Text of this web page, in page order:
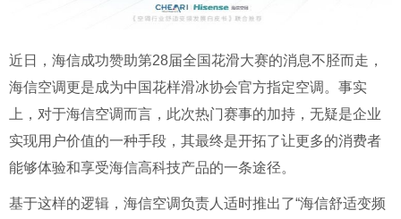
近日，海信成功赞助第28届全国花滑大赛的消息不胫而走，
海信空调更是成为中国花样滑冰协会官方指定空调。事实
上，对于海信空调而言，此次热门赛事的加持，无疑是企业
实现用户价值的一种手段，其最终是开拓了让更多的消费者
能够体验和享受海信高科技产品的一条途径。
基于这样的逻辑，海信空调负责人适时推出了“海信舒适变频